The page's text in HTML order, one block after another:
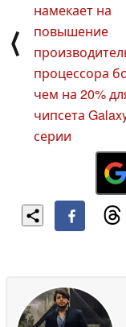
⟨
намекает на
повышение
процессора
чем на 20%
чипсета
серии